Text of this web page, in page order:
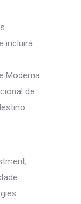
incluirá
Moderna
de